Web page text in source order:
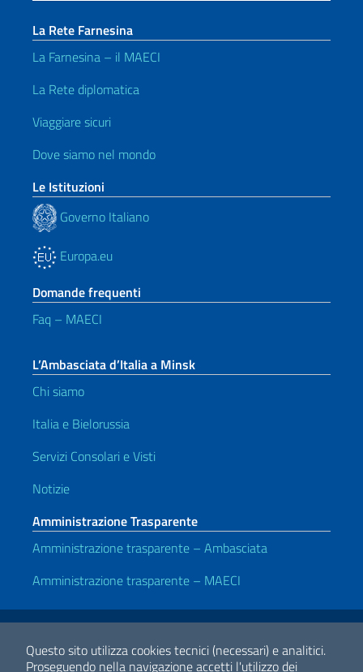
Questo sito utilizza cookies tecnici (necessari) e analitici.
Proseguendo nella navigazione accetti l'utilizzo dei
La Rete Farnesina
La Farnesina – il MAECI
La Rete diplomatica
Viaggiare sicuri
Dove siamo nel mondo
Le Istituzioni
Governo Italiano
Europa.eu
Domande frequenti
Faq – MAECI
L’Ambasciata d’Italia a Minsk
Chi siamo
Italia e Bielorussia
Servizi Consolari e Visti
Notizie
Amministrazione Trasparente
Amministrazione trasparente – Ambasciata
Amministrazione trasparente – MAECI
Link Utili